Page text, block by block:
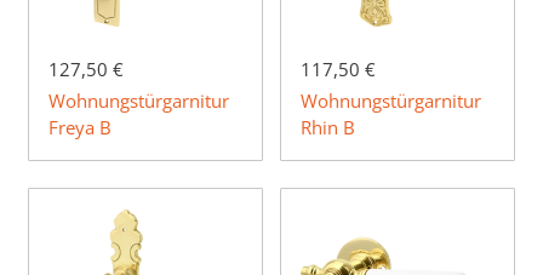
127,50 €
Wohnungstürgarnitur
Freya B
117,50 €
Wohnungstürgarnitur
Rhin B